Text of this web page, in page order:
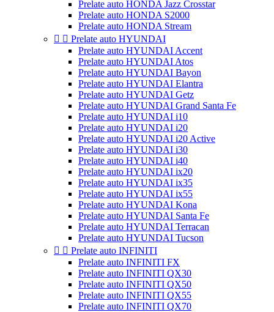
Prelate auto HONDA Jazz Crosstar
Prelate auto HONDA S2000
Prelate auto HONDA Stream
  Prelate auto HYUNDAI
Prelate auto HYUNDAI Accent
Prelate auto HYUNDAI Atos
Prelate auto HYUNDAI Bayon
Prelate auto HYUNDAI Elantra
Prelate auto HYUNDAI Getz
Prelate auto HYUNDAI Grand Santa Fe
Prelate auto HYUNDAI i10
Prelate auto HYUNDAI i20
Prelate auto HYUNDAI i20 Active
Prelate auto HYUNDAI i30
Prelate auto HYUNDAI i40
Prelate auto HYUNDAI ix20
Prelate auto HYUNDAI ix35
Prelate auto HYUNDAI ix55
Prelate auto HYUNDAI Kona
Prelate auto HYUNDAI Santa Fe
Prelate auto HYUNDAI Terracan
Prelate auto HYUNDAI Tucson
  Prelate auto INFINITI
Prelate auto INFINITI FX
Prelate auto INFINITI QX30
Prelate auto INFINITI QX50
Prelate auto INFINITI QX55
Prelate auto INFINITI QX70